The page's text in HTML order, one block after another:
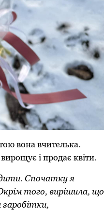
вона вчителька.
і продає квіти.
Спочатку я
того, вирішила, що